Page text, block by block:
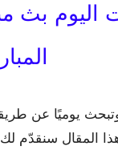
اليوم بث
يوميًا عن
المقال سنقدّم